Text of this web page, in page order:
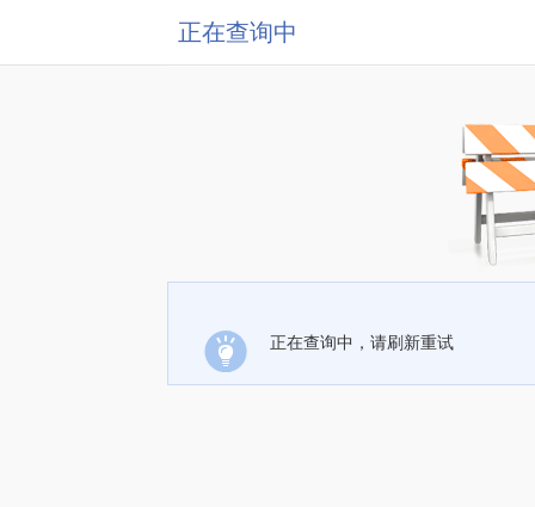
正在查询中
正在查询中，请刷新重试